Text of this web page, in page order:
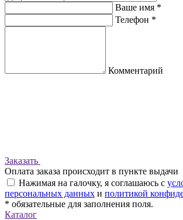
Ваше имя *
Телефон *
Комментарий
Заказать
Оплата заказа происходит в пункте выдачи
Нажимая на галочку, я соглашаюсь с
персональных данных и политикой
* обязательные для заполнения поля.
Каталог